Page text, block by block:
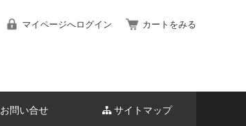
マイページへログイン カートをみる
お問い合せ サイトマップ